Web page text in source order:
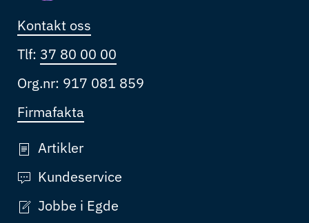
Kontakt oss
Tlf: 37 80 00 00
Org.nr: 917 081 859
Firmafakta
Artikler
Kundeservice
Jobbe i Egde